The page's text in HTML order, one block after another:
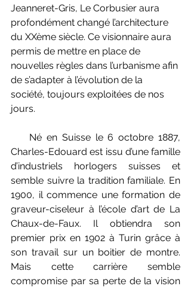
Jeanneret-Gris, Le Corbusier aura
profondément changé l’architecture
du XXème siècle. Ce visionnaire aura
permis de mettre en place de
nouvelles règles dans l’urbanisme afin
de s’adapter à l’évolution de la
société, toujours exploitées de nos
jours.
Charles-Edouard est issu d’une famille
d’industriels horlogers suisses et
semble suivre la tradition familiale. En
1900, il commence une formation de
graveur-ciseleur à l’école d’art de La
Chaux-de-Faux. Il obtiendra son
premier prix en 1902 à Turin grâce à
son travail sur un boitier de montre.
Mais cette carrière semble
compromise par sa perte de la vision